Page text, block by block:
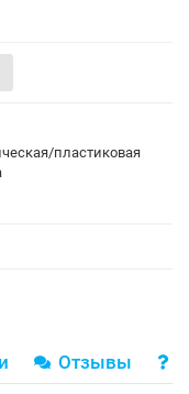
пластиковая
Отзывы